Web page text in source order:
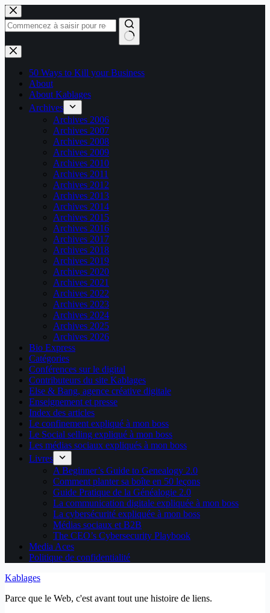
Passer
au
contenu
Aucun
résultat
50 Ways to Kill your Business
About
About Kablages
Archives
Archives 2006
Archives 2007
Archives 2008
Archives 2009
Archives 2010
Archives 2011
Archives 2012
Archives 2013
Archives 2014
Archives 2015
Archives 2016
Archives 2017
Archives 2018
Archives 2019
Archives 2020
Archives 2021
Archives 2022
Archives 2023
Archives 2024
Archives 2025
Archives 2026
Bio Express
Catégories
Conférences sur le digital
Contributeurs du site Kablages
Else & Bang, agence créative digitale
Enseignement et presse
Index des articles
Le confinement expliqué à mon boss
Le Social selling expliqué à mon boss
Les médias sociaux expliqués à mon boss
Livres
A Beginner’s Guide to Genealogy 2.0
Comment planter sa boîte en 50 leçons
Guide Pratique de la Généalogie 2.0
La communication digitale expliquée à mon boss
La cybersécurité expliquée à mon boss
Médias sociaux et B2B
The CEO’s Cybersecurity Playbook
Media Aces
Politique de confidentialité
Kablages
Parce que le Web, c'est avant tout une histoire de liens.